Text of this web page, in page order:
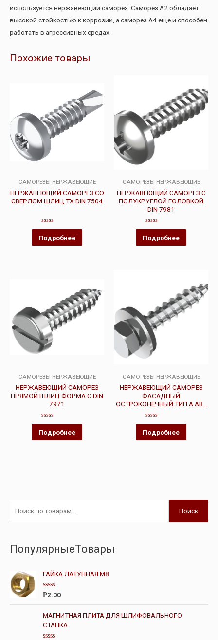
используется нержавеющий саморез. Саморез А2 обладает
высокой стойкостью к коррозии, а саморез А4 еще и способен
работать в агрессивных средах.
Похожие товары
САМОРЕЗЫ НЕРЖАВЕЮЩИЕ
НЕРЖАВЕЮЩИЙ САМОРЕЗ СО
СВЕРЛОМ ШЛИЦ ТХ DIN 7504
Оценка
из
5
Подробнее
САМОРЕЗЫ НЕРЖАВЕЮЩИЕ
НЕРЖАВЕЮЩИЙ САМОРЕЗ С
ПОЛУКРУГЛОЙ ГОЛОВКОЙ
DIN 7981
Оценка
из
5
Подробнее
САМОРЕЗЫ НЕРЖАВЕЮЩИЕ
НЕРЖАВЕЮЩИЙ САМОРЕЗ
ПРЯМОЙ ШЛИЦ ФОРМА С DIN
7971
Оценка
из
5
Подробнее
САМОРЕЗЫ НЕРЖАВЕЮЩИЕ
НЕРЖАВЕЮЩИЙ САМОРЕЗ
ФАСАДНЫЙ
ОСТРОКОНЕЧНЫЙ ТИП А ART
9098
Оценка
из
5
Подробнее
Поиск
ПопулярныеТовары
ГАЙКА ЛАТУННАЯ М8
О
е
н
к
а
и
Р2.00
МАГНИТНАЯ ПЛИТА ДЛЯ ШЛИФОВАЛЬНОГО
СТАНКА